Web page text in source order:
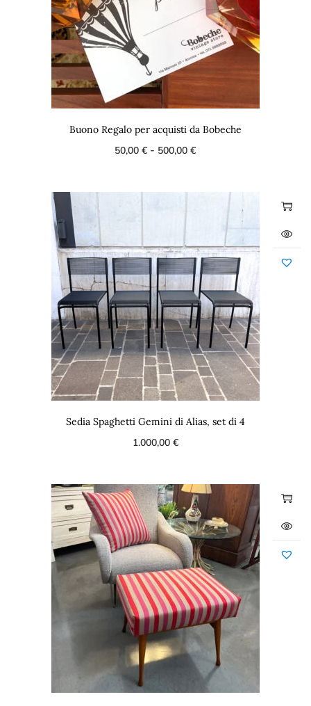
Buono Regalo per acquisti da Bobeche
50,00€ - 500,00€
Sedia Spaghetti Gemini di Alias, set di 4
1.000,00 €